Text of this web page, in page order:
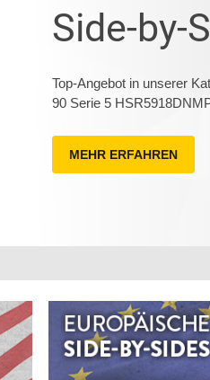
Side-by-
Top-Angebot in unserer
90 Serie 5
MEHR ERFAHREN